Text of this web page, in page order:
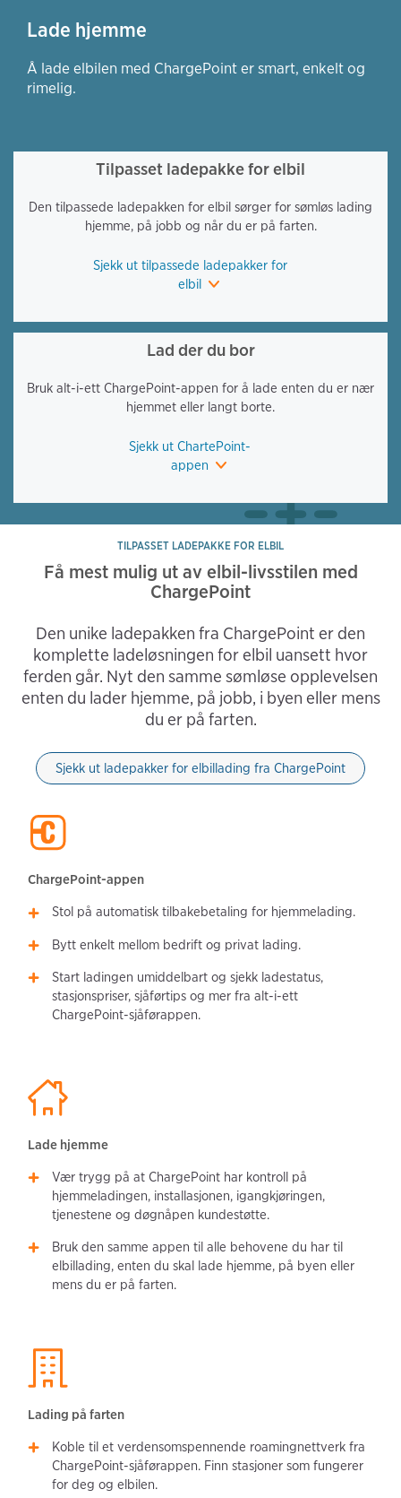
Lade hjemme
Å lade elbilen med ChargePoint er smart, enkelt og
rimelig.
Tilpasset ladepakke for elbil
Den tilpassede ladepakken for elbil sørger for sømløs lading
hjemme, på jobb og når du er på farten.
Sjekk ut tilpassede ladepakker for
elbil
Lad der du bor
Bruk alt-i-ett ChargePoint-appen for å lade enten du er nær
hjemmet eller langt borte.
Sjekk ut ChartePoint-
appen
TILPASSET LADEPAKKE FOR ELBIL
Få mest mulig ut av elbil-livsstilen med
ChargePoint
Den unike ladepakken fra ChargePoint er den
komplette ladeløsningen for elbil uansett hvor
ferden går. Nyt den samme sømløse opplevelsen
enten du lader hjemme, på jobb, i byen eller mens
du er på farten.
Sjekk ut ladepakker for elbillading fra ChargePoint
ChargePoint-appen
Stol på automatisk tilbakebetaling for hjemmelading.
Bytt enkelt mellom bedrift og privat lading.
Start ladingen umiddelbart og sjekk ladestatus,
stasjonspriser, sjåførtips og mer fra alt-i-ett
ChargePoint-sjåførappen.
Lade hjemme
Vær trygg på at ChargePoint har kontroll på
hjemmeladingen, installasjonen, igangkjøringen,
tjenestene og døgnåpen kundestøtte.
Bruk den samme appen til alle behovene du har til
elbillading, enten du skal lade hjemme, på byen eller
mens du er på farten.
Lading på farten
Koble til et verdensomspennende roamingnettverk fra
ChargePoint-sjåførappen. Finn stasjoner som fungerer
for deg og elbilen.